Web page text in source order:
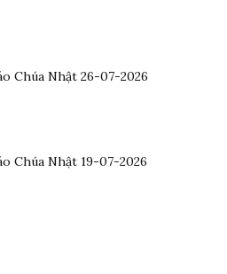
Chúa Nhật 26-07-2026
Chúa Nhật 19-07-2026